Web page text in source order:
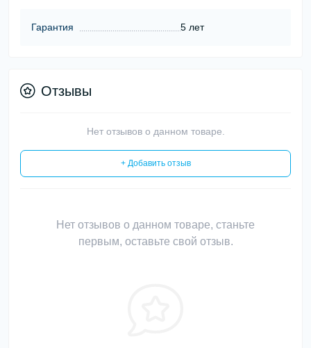
Гарантия 5 лет
Отзывы
Нет отзывов о данном товаре.
+ Добавить отзыв
Нет отзывов о данном товаре, станьте
первым, оставьте свой отзыв.